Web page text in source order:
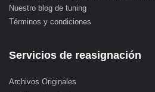
Nuestro blog de tuning
Términos y condiciones
Servicios de reasignación
Archivos Originales